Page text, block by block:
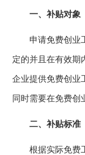
一、补贴对象
申请免费创业工
定的并且在有效期
企业提供免费创业
同时需要在免费创
二、补贴标准
根据实际免费工